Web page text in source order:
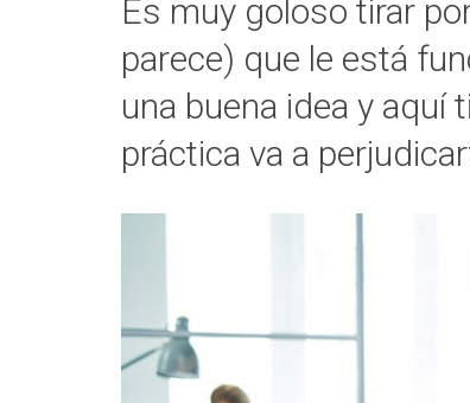
Es muy goloso tirar
parece) que le está
una buena idea y aquí
práctica va a